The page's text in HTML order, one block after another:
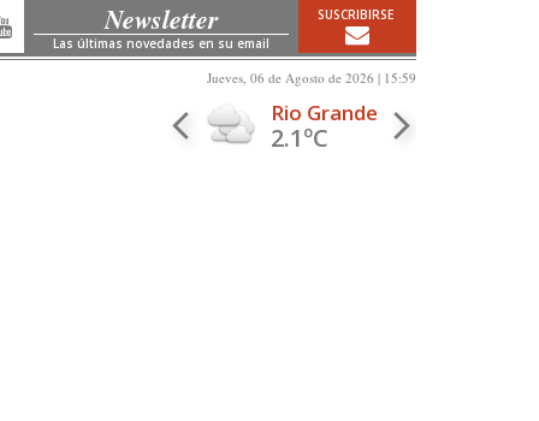
Newsletter
Las últimas novedades en su email
SUSCRIBIRSE
Jueves, 06 de Agosto de 2026 | 15:59
Rio Grande
2.1ºC